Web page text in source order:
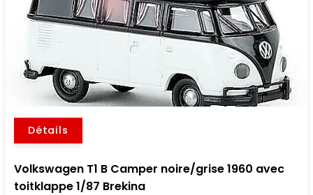
Détails
Volkswagen T1 B Camper noire/grise 1960 avec
toitklappe 1/87 Brekina